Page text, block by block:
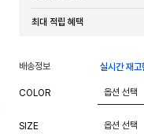
최대 적립 혜택
배송정보 실시간 재고
COLOR
SIZE